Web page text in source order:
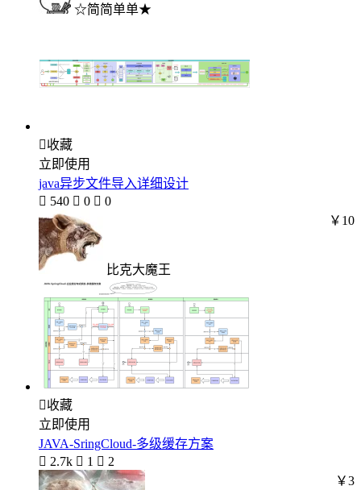
☆简简单单★
收藏
立即使用
java异步文件导入详细设计
 540  0  0
比克大魔王
￥10
收藏
立即使用
JAVA-SringCloud-多级缓存方案
 2.7k  1  2
￥3